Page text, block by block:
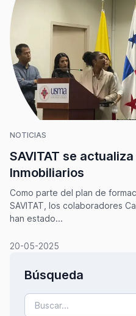
NOTICIAS
SAVITAT se
Inmobiliarios
Como parte del plan de
SAVITAT, los colaboradores
han estado...
20-05-2025
Búsqueda